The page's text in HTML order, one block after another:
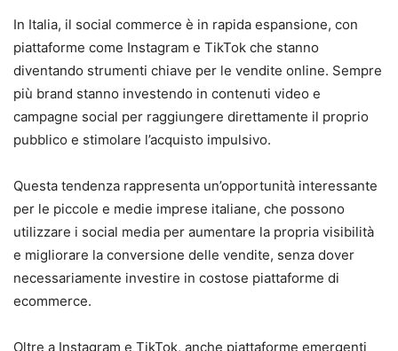
In Italia, il social commerce è in rapida espansione, con
piattaforme come Instagram e TikTok che stanno
diventando strumenti chiave per le vendite online. Sempre
più brand stanno investendo in contenuti video e
campagne social per raggiungere direttamente il proprio
pubblico e stimolare l’acquisto impulsivo.
Questa tendenza rappresenta un’opportunità interessante
per le piccole e medie imprese italiane, che possono
utilizzare i social media per aumentare la propria visibilità
e migliorare la conversione delle vendite, senza dover
necessariamente investire in costose piattaforme di
ecommerce.
Oltre a Instagram e TikTok, anche piattaforme emergenti